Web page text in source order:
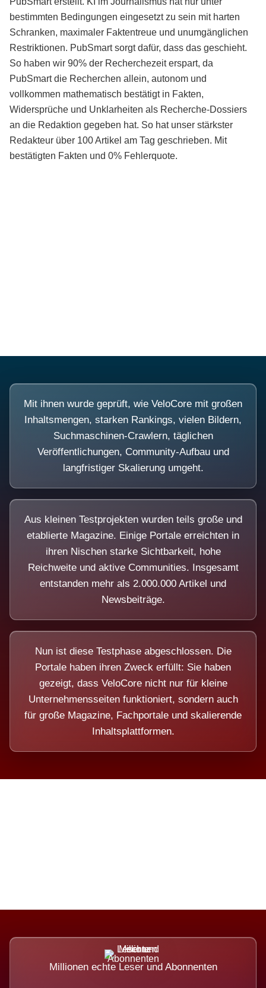
bestimmten Bedingungen eingesetzt zu sein mit harten
Schranken, maximaler Faktentreue und unumgänglichen
Restriktionen. PubSmart sorgt dafür, dass das geschieht.
So haben wir 90% der Recherchezeit erspart, da
PubSmart die Recherchen allein, autonom und
vollkommen mathematisch bestätigt in Fakten,
Widersprüche und Unklarheiten als Recherche-Dossiers
an die Redaktion gegeben hat. So hat unser stärkster
Redakteur über 100 Artikel am Tag geschrieben. Mit
bestätigten Fakten und 0% Fehlerquote.
Mit ihnen wurde geprüft, wie VeloCore mit großen
Inhaltsmengen, starken Rankings, vielen Bildern,
Suchmaschinen-Crawlern, täglichen
Veröffentlichungen, Community-Aufbau und
langfristiger Skalierung umgeht.
Aus kleinen Testprojekten wurden teils große und
etablierte Magazine. Einige Portale erreichten in
ihren Nischen starke Sichtbarkeit, hohe
Reichweite und aktive Communities. Insgesamt
entstanden mehr als 2.000.000 Artikel und
Newsbeiträge.
Nun ist diese Testphase abgeschlossen. Die
Portale haben ihren Zweck erfüllt: Sie haben
gezeigt, dass VeloCore nicht nur für kleine
Unternehmensseiten funktioniert, sondern auch
für große Magazine, Fachportale und skalierende
Inhaltsplattformen.
Millionen echte Leser und Abonnenten